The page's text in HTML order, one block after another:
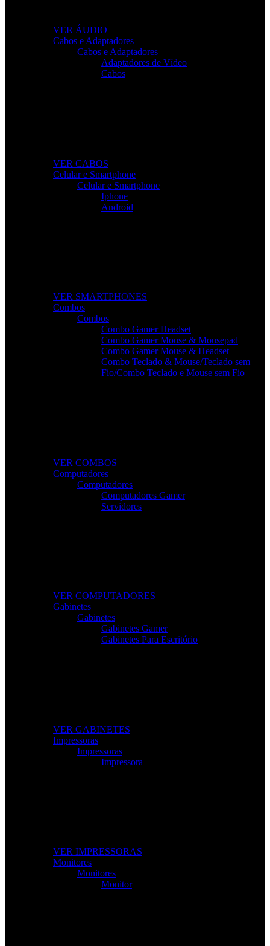
VER ÁUDIO
Cabos e Adaptadores
Cabos e Adaptadores
Adaptadores de Vídeo
Cabos
VER CABOS
Celular e Smartphone
Celular e Smartphone
Iphone
Android
VER SMARTPHONES
Combos
Combos
Combo Gamer Headset
Combo Gamer Mouse & Mousepad
Combo Gamer Mouse & Headset
Combo Teclado & Mouse/Teclado sem
Fio/Combo Teclado e Mouse sem Fio
VER COMBOS
Computadores
Computadores
Computadores Gamer
Servidores
VER COMPUTADORES
Gabinetes
Gabinetes
Gabinetes Gamer
Gabinetes Para Escritório
VER GABINETES
Impressoras
Impressoras
Impressora
VER IMPRESSORAS
Monitores
Monitores
Monitor